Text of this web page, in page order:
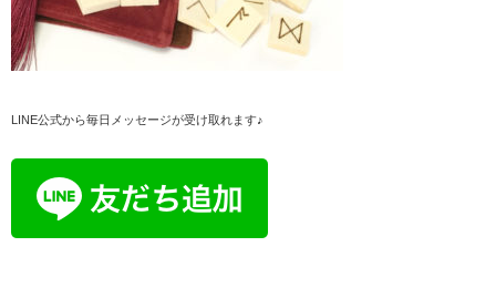
LINE公式から毎日メッセージが受け取れます♪